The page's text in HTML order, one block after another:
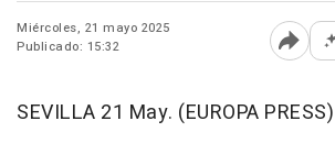
Miércoles, 21 mayo 2025
Publicado: 15:32
Abrir
SEVILLA 21 May. (EUROPA